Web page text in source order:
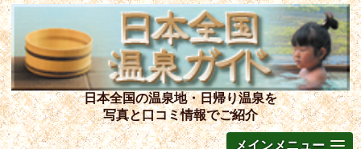
日本全国の温泉地・日帰り温泉を
写真と口コミ情報でご紹介
メインメニュー